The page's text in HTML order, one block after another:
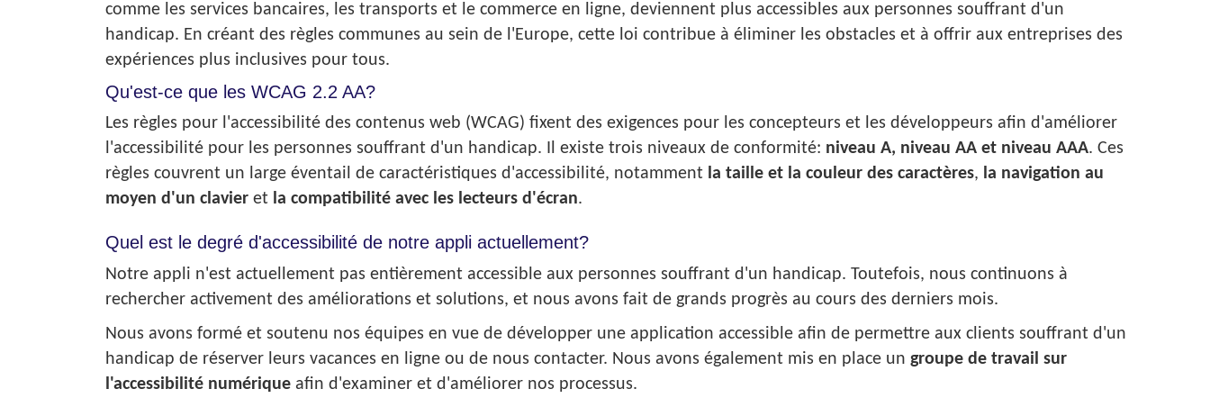
comme les services bancaires, les transports et le commerce en ligne, deviennent plus accessibles aux personnes souffrant d'un
handicap. En créant des règles communes au sein de l'Europe, cette loi contribue à éliminer les obstacles et à offrir aux entreprises des
expériences plus inclusives pour tous.
Qu'est-ce que les WCAG 2.2 AA?
Les règles pour l'accessibilité des contenus web (WCAG) fixent des exigences pour les concepteurs et les développeurs afin d'améliorer
l'accessibilité pour les personnes souffrant d'un handicap. Il existe trois niveaux de conformité: niveau A, niveau AA et niveau AAA. Ces
règles couvrent un large éventail de caractéristiques d'accessibilité, notamment la taille et la couleur des caractères, la navigation au
moyen d'un clavier et la compatibilité avec les lecteurs d'écran.
Quel est le degré d'accessibilité de notre appli actuellement?
Notre appli n'est actuellement pas entièrement accessible aux personnes souffrant d'un handicap. Toutefois, nous continuons à
rechercher activement des améliorations et solutions, et nous avons fait de grands progrès au cours des derniers mois.
Nous avons formé et soutenu nos équipes en vue de développer une application accessible afin de permettre aux clients souffrant d'un
handicap de réserver leurs vacances en ligne ou de nous contacter. Nous avons également mis en place un groupe de travail sur
l'accessibilité numérique afin d'examiner et d'améliorer nos processus.